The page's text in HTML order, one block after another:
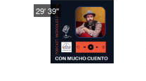
29' 39''